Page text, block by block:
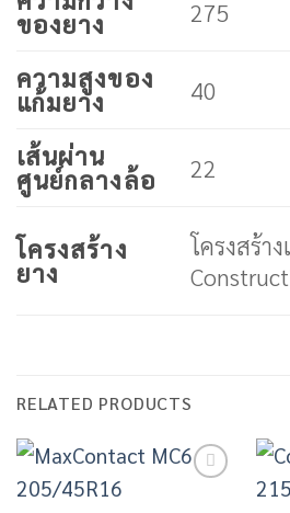
ของยาง 275
ความสูงของ
แก้มยาง 40
เส้นผ่าน
ศูนย์กลางล้อ 22
โครงสร้าง
ยาง
โครงสร้า
RELATED PRODUCTS